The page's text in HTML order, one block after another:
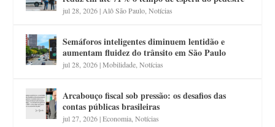
jul 28, 2026| Alô São Paulo ,Notícias
Semáforos inteligentes diminuem lentidão e
aumentam fluidez do trânsito em São Paulo
jul 28, 2026|Mobilidade ,Notícias
Arcabouço fiscal sob pressão: os desafios das
contas públicas brasileiras
jul 27, 2026|Economia ,Notícias